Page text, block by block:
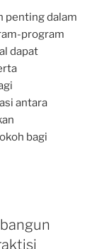
penting dalam
program
dapat
antara
bagi